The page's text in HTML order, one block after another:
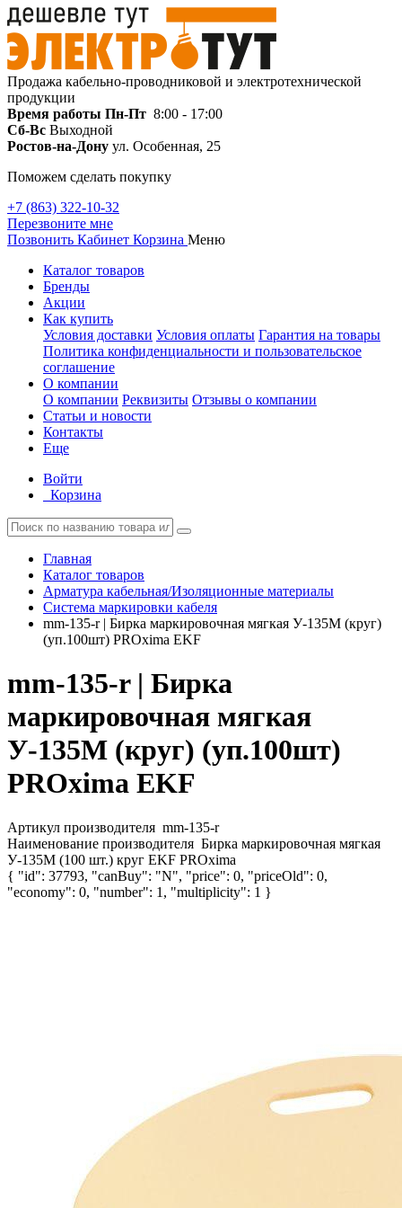
Продажа кабельно-проводниковой и электротехнической
продукции
Время работы Пн-Пт 8:00 - 17:00
Сб-Вс Выходной
Ростов-на-Дону ул. Особенная, 25
Поможем сделать покупку
+7 (863) 322-10-32
Перезвоните мне
Позвонить Кабинет Корзина Меню
Каталог товаров
Бренды
Акции
Как купить
Условия доставки Условия оплаты Гарантия на товары
Политика конфиденциальности и пользовательское
соглашение
О компании
О компании Реквизиты Отзывы о компании
Статьи и новости
Контакты
Еще
Войти
Корзина
Главная
Каталог товаров
Арматура кабельная/Изоляционные материалы
Система маркировки кабеля
mm-135-r | Бирка маркировочная мягкая У-135М (круг)
(уп.100шт) PROxima EKF
mm-135-r | Бирка
маркировочная мягкая
У-135М (круг) (уп.100шт)
PROxima EKF
Артикул производителя mm-135-r
Наименование производителя Бирка маркировочная мягкая
У-135М (100 шт.) круг EKF PROxima
{ "id": 37793, "canBuy": "N", "price": 0, "priceOld": 0,
"economy": 0, "number": 1, "multiplicity": 1 }